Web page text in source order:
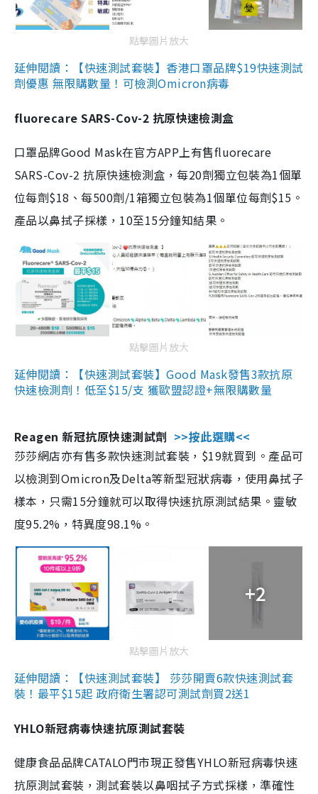
點擊圖片放大
延伸閱讀：【快速測試套裝】香港口罩品牌$19快速測試
劑優惠 無限購數量！可檢測Omicron病毒
fluorecare SARS-Cov-2 抗原快速檢測盒
口罩品牌Good Mask在官方APP上有售fluorecare
SARS-Cov-2 抗原快速檢測盒，每20劑獨立包裝為1個單
位每劑$18、每500劑/1箱獨立包裝為1個單位每劑$15。
產品以鼻拭子採樣，10至15分鐘知結果。
點擊圖片放大
延伸閱讀：【快速測試套裝】Good Mask發售3款抗原
快速檢測劑！低至$15/支 獲歐盟認證+無限購數量
Reagen 新冠抗原快速測試劑 >>按此選購<<
莎莎網店亦有售多款快速測試套裝，$19就買到。產品可
以檢測到Omicron及Delta等新型冠狀病毒，使用鼻拭子
樣本，只需15分鐘就可以取得快速抗原測試結果。靈敏
度95.2%，特異度98.1%。
+2
點擊圖片放大
延伸閱讀：【快速測試套裝】 莎莎開賣6款快速測試套
裝！最平$15起 政府衛生署認可測試劑買2送1
YHLO新冠病毒快速抗原測試套裝
健康食品品牌CATALO門市現正發售YHLO新冠病毒快速
抗原測試套裝，測試套裝以鼻咽拭子方式採樣，準確性